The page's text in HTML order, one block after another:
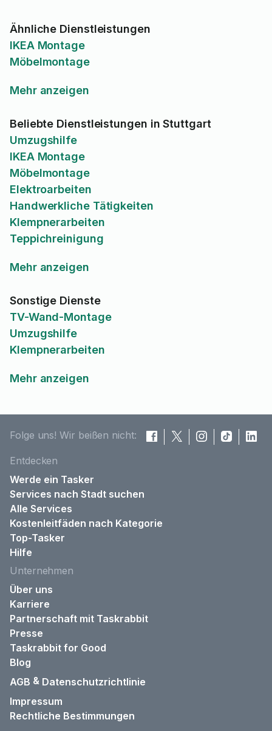
Ähnliche Dienstleistungen
IKEA Montage
Möbelmontage
Mehr anzeigen
Beliebte Dienstleistungen in Stuttgart
Umzugshilfe
IKEA Montage
Möbelmontage
Elektroarbeiten
Handwerkliche Tätigkeiten
Klempnerarbeiten
Teppichreinigung
Mehr anzeigen
Sonstige Dienste
TV-Wand-Montage
Umzugshilfe
Klempnerarbeiten
Mehr anzeigen
Folge uns! Wir beißen nicht:
Entdecken
Werde ein Tasker
Services nach Stadt suchen
Alle Services
Kostenleitfäden nach Kategorie
Top-Tasker
Hilfe
Unternehmen
Über uns
Karriere
Partnerschaft mit Taskrabbit
Presse
Taskrabbit for Good
Blog
AGB & Datenschutzrichtlinie
Impressum
Rechtliche Bestimmungen